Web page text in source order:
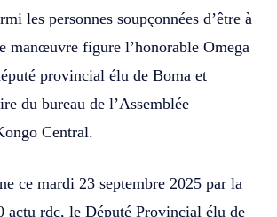
les personnes soupçonnées d’être à
manœuvre figure l’honorable Omega
provincial élu de Boma et
du bureau de l’Assemblée
Central.
ce mardi 23 septembre 2025 par la
actu rdc, le Député Provincial élu de